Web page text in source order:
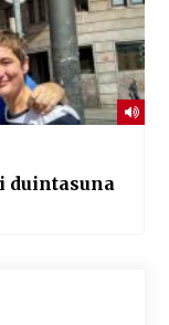
duintasuna